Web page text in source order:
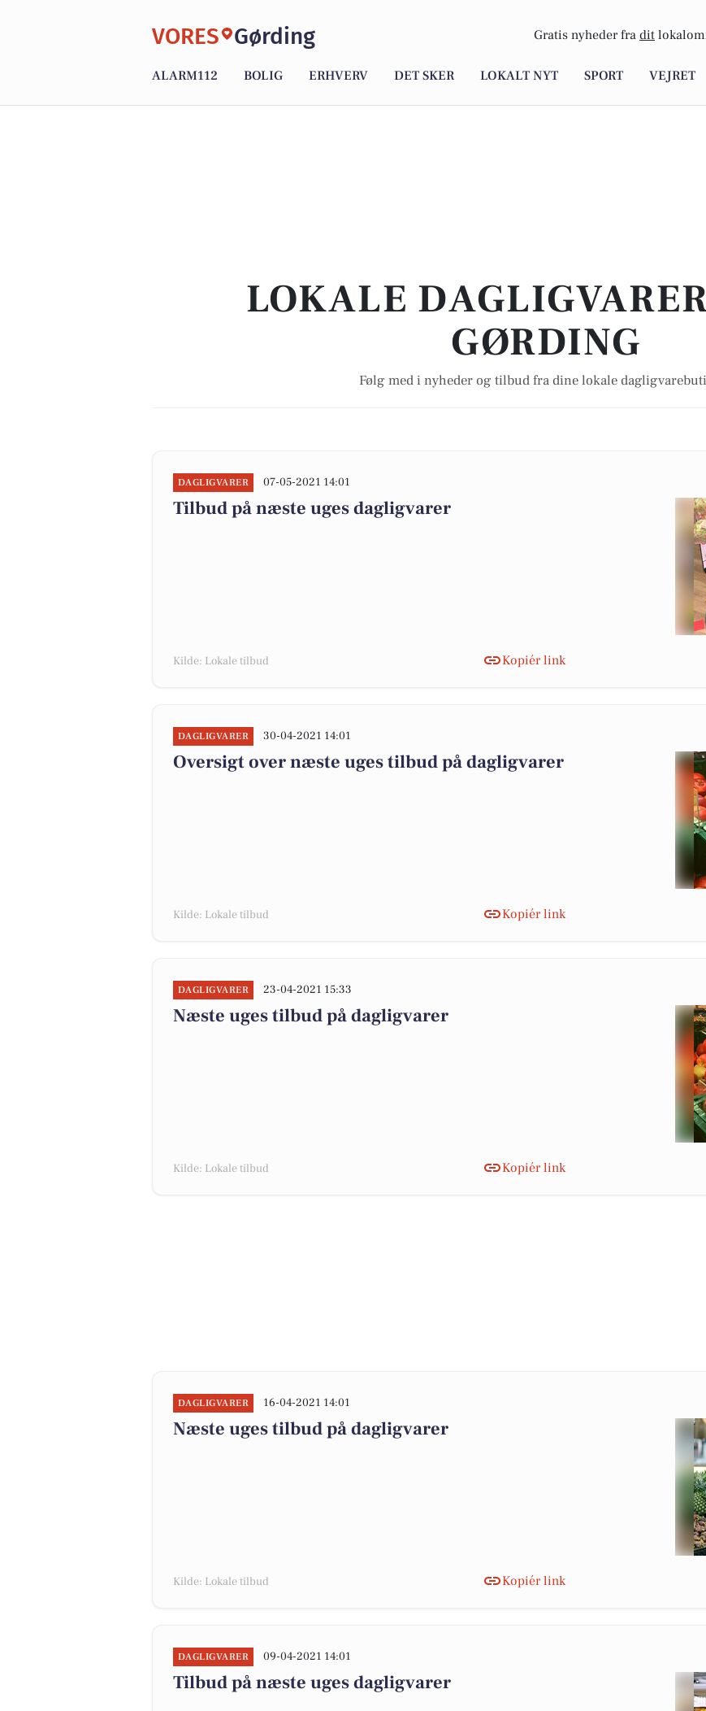
VORES Gørding Gratis nyheder fra dit
ALARM112 BOLIG ERHVERV DET SKER LOKALT NYT SPORT VEJRET
LOKALE
GØRDING
Følg med i nyheder og tilbud fra dine lokale
DAGLIGVARER 07-05-2021 14:01
Tilbud på næste uges dagligvarer
Kilde: Lokale tilbud Kopiér link
DAGLIGVARER 30-04-2021 14:01
Oversigt over næste uges tilbud på dagligvarer
Kilde: Lokale tilbud Kopiér link
DAGLIGVARER 23-04-2021 15:33
Næste uges tilbud på dagligvarer
Kilde: Lokale tilbud Kopiér link
DAGLIGVARER 16-04-2021 14:01
Næste uges tilbud på dagligvarer
Kilde: Lokale tilbud Kopiér link
DAGLIGVARER 09-04-2021 14:01
Tilbud på næste uges dagligvarer